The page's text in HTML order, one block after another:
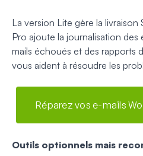
La version Lite gère la livraison
Pro ajoute la journalisation
mails échoués et des rapports
vous aident à résoudre les
Réparez vos e-mails
Outils optionnels mais